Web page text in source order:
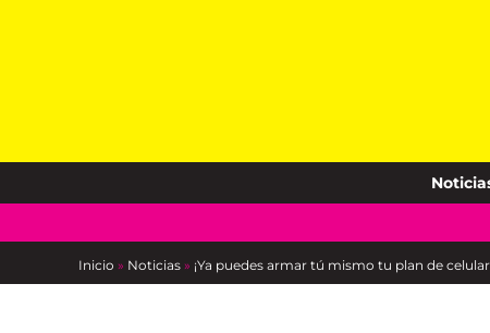
Inicio » Noticias » ¡Ya puedes armar tú mismo tu plan de